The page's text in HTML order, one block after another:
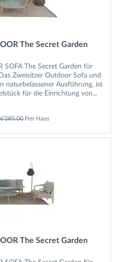
The Secret Garden
SOFA The Secret Garden für
Zweisitzer Outdoor Sofa und
naturbelassener Ausführung, ist
für die Einrichtung von...
Frei Haus
The Secret Garden